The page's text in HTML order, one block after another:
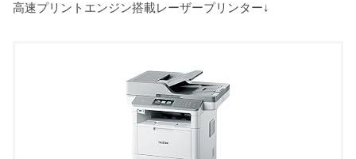
高速プリントエンジン搭載レーザープリンター↓